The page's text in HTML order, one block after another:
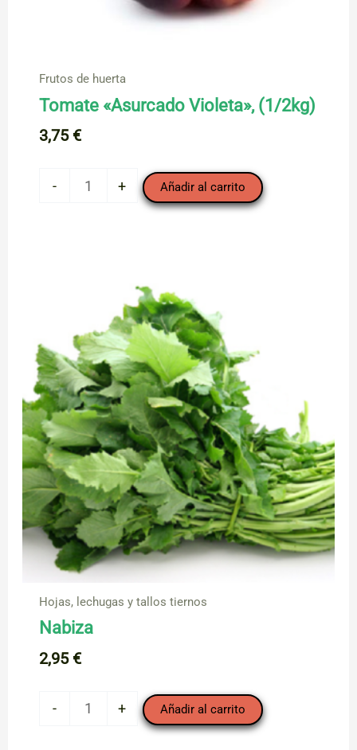
Frutos de huerta
Tomate «Asurcado Violeta», (1/2kg)
3,75 €
-
Tomate
+ Añadir al carrito
Hojas, lechugas y tallos tiernos
Nabiza
2,95 €
- + Añadir al carrito